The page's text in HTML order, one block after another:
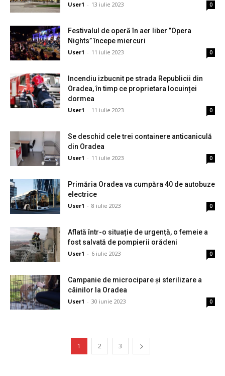
User1 - 13 iulie 2023 0
Festivalul de operă în aer liber ”Opera
Nights” începe miercuri
User1 - 11 iulie 2023 0
Incendiu izbucnit pe strada Republicii din
Oradea, în timp ce proprietara locuinței
dormea
User1 - 11 iulie 2023 0
Se deschid cele trei containere anticaniculă
din Oradea
User1 - 11 iulie 2023 0
Primăria Oradea va cumpăra 40 de autobuze
electrice
User1 - 8 iulie 2023 0
Aflată într-o situație de urgență, o femeie a
fost salvată de pompierii orădeni
User1 - 6 iulie 2023 0
Campanie de microcipare și sterilizare a
câinilor la Oradea
User1 - 30 iunie 2023 0
1 2 3